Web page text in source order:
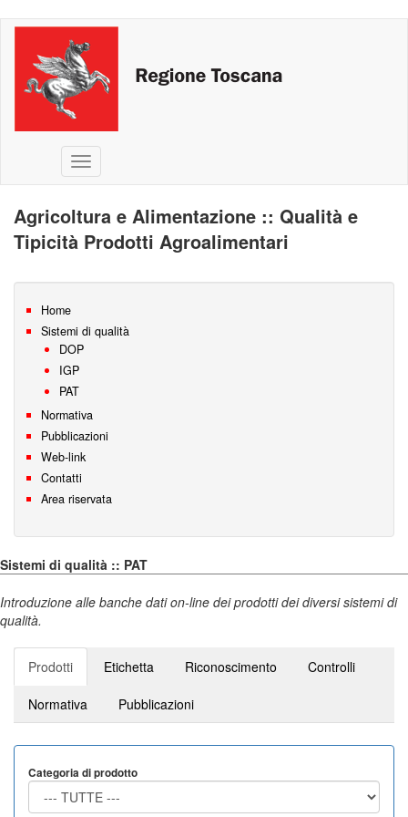
Salta
contenuto
principale
Toggle
navigation
Agricoltura e Alimentazione :: Qualità e
Tipicità Prodotti Agroalimentari
Home
Sistemi di qualità
DOP
IGP
PAT
Normativa
Pubblicazioni
Web-link
Contatti
Area riservata
Sistemi di qualità :: PAT
Introduzione alle banche dati on-line dei prodotti dei diversi sistemi di
qualità.
Prodotti Etichetta Riconoscimento Controlli
Normativa Pubblicazioni
Categoria di prodotto